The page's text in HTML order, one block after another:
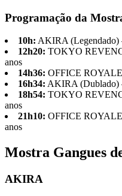
Programação da
10h: AKIRA (Legendado)
12h20: TOKYO
anos
14h36: OFFICE
16h34: AKIRA (Dublado)
18h54: TOKYO
anos
21h10: OFFICE ROYALE
anos
Mostra Gangues
AKIRA